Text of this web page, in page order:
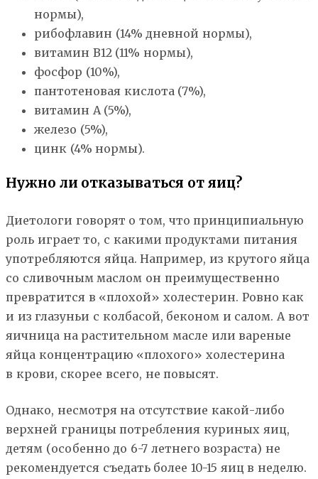
нормы),
рибофлавин (14% дневной нормы),
витамин В12 (11% нормы),
фосфор (10%),
пантотеновая кислота (7%),
витамин А (5%),
железо (5%),
цинк (4% нормы).
Нужно ли отказываться от яиц?
Диетологи говорят о том, что принципиальную
роль играет то, с какими продуктами питания
употребляются яйца. Например, из крутого яйца
со сливочным маслом он преимущественно
превратится в «плохой» холестерин. Ровно как
и из глазуньи с колбасой, беконом и салом. А вот
яичница на растительном масле или вареные
яйца концентрацию «плохого» холестерина
в крови, скорее всего, не повысят.
Однако, несмотря на отсутствие какой-либо
верхней границы потребления куриных яиц,
детям (особенно до 6-7 летнего возраста) не
рекомендуется съедать более 10-15 яиц в неделю.